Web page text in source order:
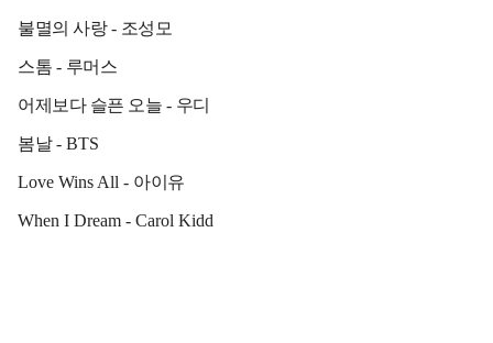
불멸의 사랑- 조성모
스톰 - 루머스
어제보다 슬픈 오늘 - 우디
봄날- BTS
Love Wins All - 아이유
When I Dream - Carol Kidd